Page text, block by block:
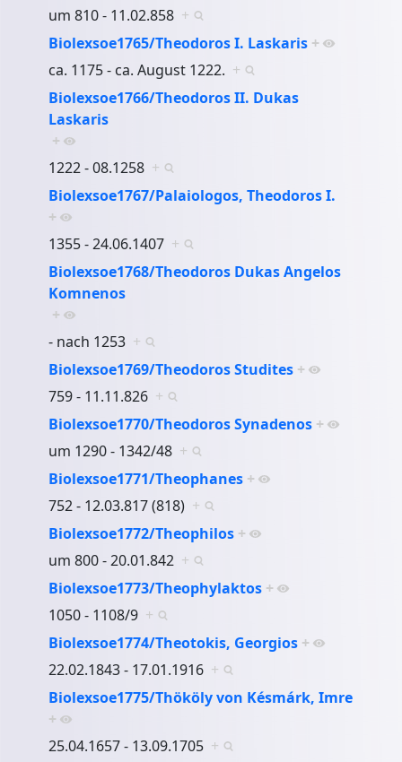
um 810 - 11.02.858 +
Biolexsoe1765/Theodoros I. Laskaris +
ca. 1175 - ca. August 1222. +
Biolexsoe1766/Theodoros II. Dukas
Laskaris
+
1222 - 08.1258 +
Biolexsoe1767/Palaiologos, Theodoros I.
+
1355 - 24.06.1407 +
Biolexsoe1768/Theodoros Dukas Angelos
Komnenos
+
- nach 1253 +
Biolexsoe1769/Theodoros Studites +
759 - 11.11.826 +
Biolexsoe1770/Theodoros Synadenos +
um 1290 - 1342/48 +
Biolexsoe1771/Theophanes +
752 - 12.03.817 (818) +
Biolexsoe1772/Theophilos +
um 800 - 20.01.842 +
Biolexsoe1773/Theophylaktos +
1050 - 1108/9 +
Biolexsoe1774/Theotokis, Georgios +
22.02.1843 - 17.01.1916 +
Biolexsoe1775/Thököly von Késmárk, Imre
+
25.04.1657 - 13.09.1705 +